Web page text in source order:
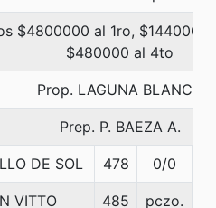
$4800000 al 1ro,
$480000 al 4to
Prop. LAGUNA BLANCA
Prep. P. BAEZA A.
DE SOL 478 0/0
VITTO 485 pczo.